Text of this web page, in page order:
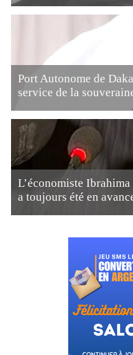
Port Autonome de
service de la
L’économiste
a toujours été en